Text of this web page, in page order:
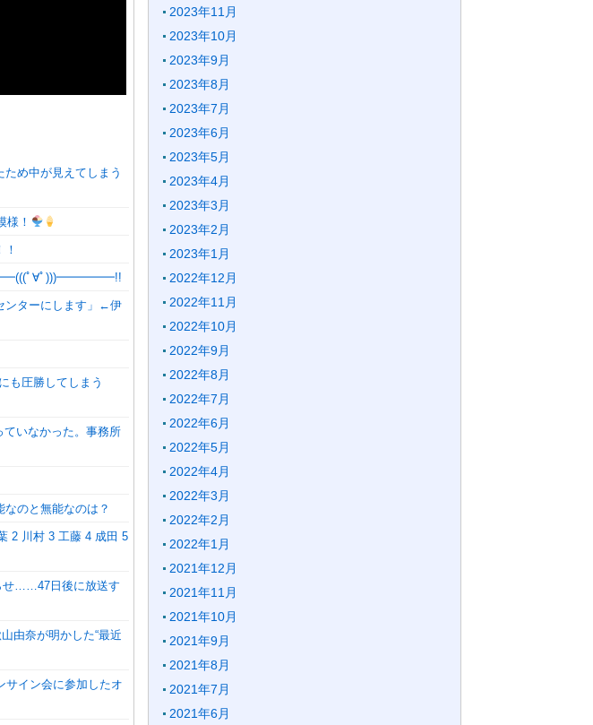
め中が見えてしまう
様！
タ━━(((ﾟ∀ﾟ)))━━━━━!!
ンターにします」←伊
も圧勝してしまう
いなかった。事務所
なのと無能なのは？
2 川村 3 工藤 4 成田 5
せ……47日後に放送す
由奈が明かした“最近
サイン会に参加したオ
2023年11月
2023年10月
2023年9月
2023年8月
2023年7月
2023年6月
2023年5月
2023年4月
2023年3月
2023年2月
2023年1月
2022年12月
2022年11月
2022年10月
2022年9月
2022年8月
2022年7月
2022年6月
2022年5月
2022年4月
2022年3月
2022年2月
2022年1月
2021年12月
2021年11月
2021年10月
2021年9月
2021年8月
2021年7月
2021年6月